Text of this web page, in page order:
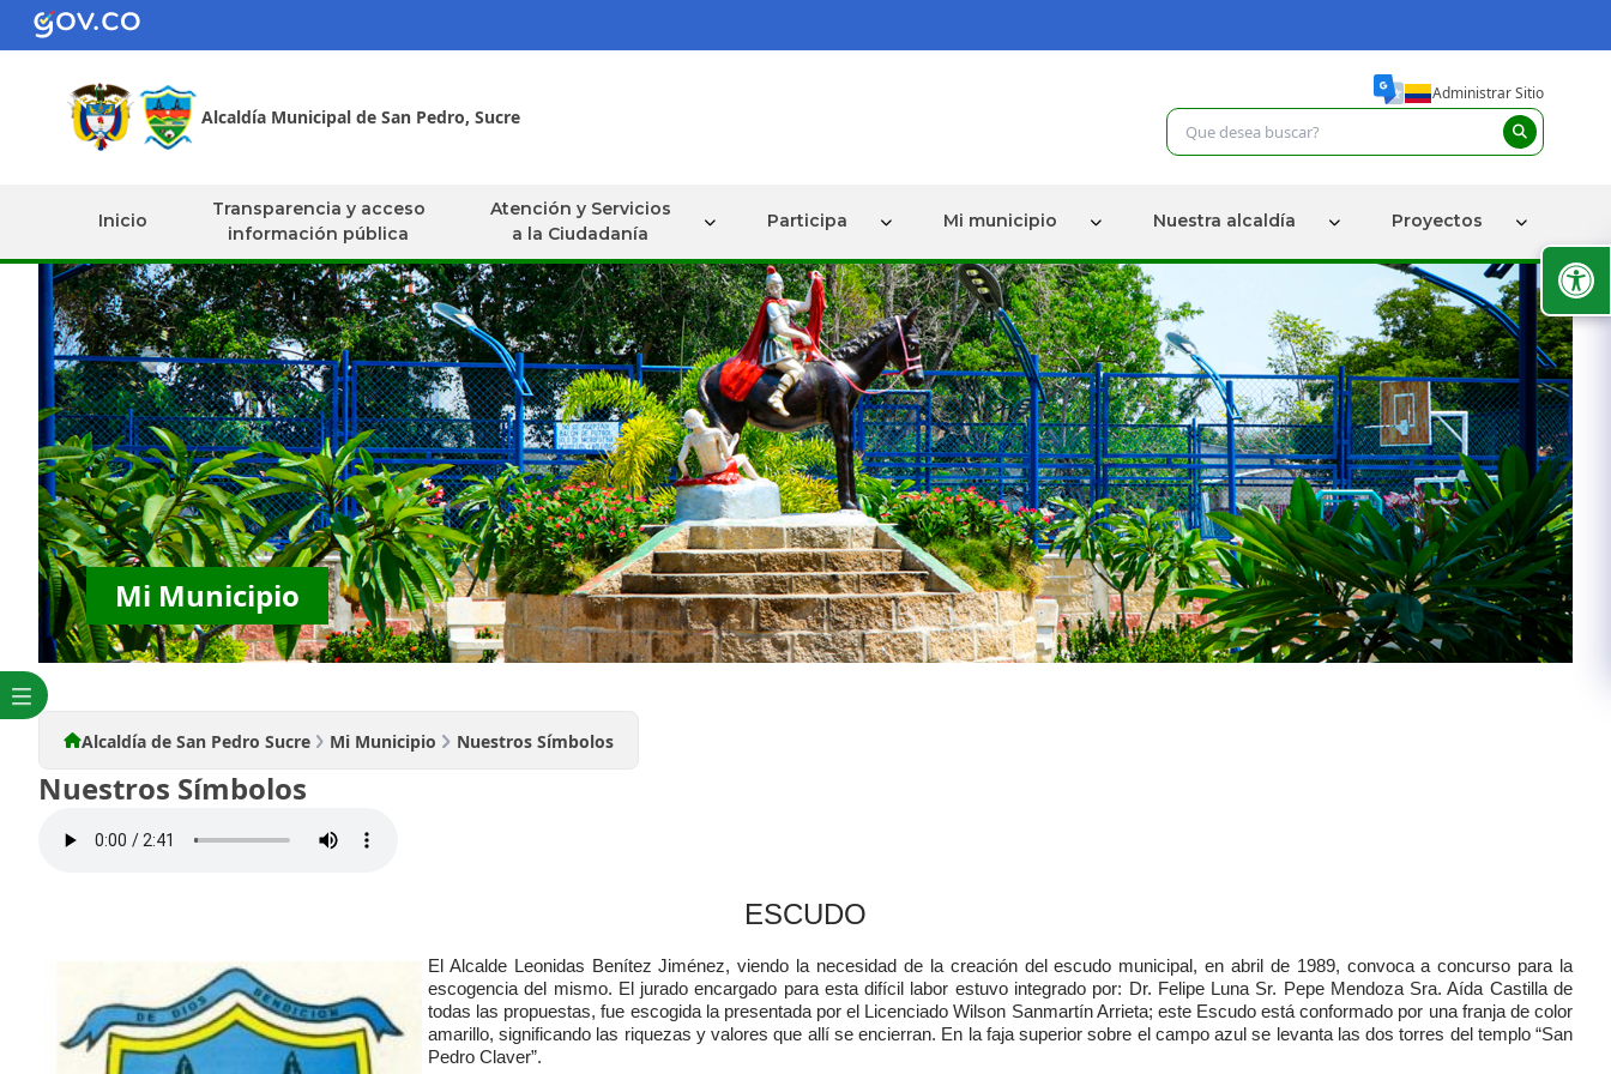
Alcaldía Municipal de San Pedro, Sucre
Administrar Sitio
Inicio
Transparencia y acceso
información pública
Atención y Servicios
a la Ciudadanía
Participa Mi municipio Nuestra alcaldía Proyectos
Mi Municipio
Alcaldía de San Pedro Sucre Mi Municipio Nuestros Símbolos
Nuestros Símbolos
​ESCUD​O
El Alcalde Leonidas Benítez Jiménez, viendo la necesidad de la creación del escudo municipal, en abril de 1989, convoca a concurso para la
escogencia del mismo. El jurado encargado para esta difícil labor estuvo integrado por: Dr. Felipe Luna Sr. Pepe Mendoza Sra. Aída Castilla de
todas las propuestas, fue escogida la presentada por el Licenciado Wilson Sanmartín Arrieta; este Escudo está conformado por una franja de color
amarillo, significando las riquezas y valores que allí se encierran. En la faja superior sobre el campo azul se levanta las dos torres del templo “San
Pedro Claver”.